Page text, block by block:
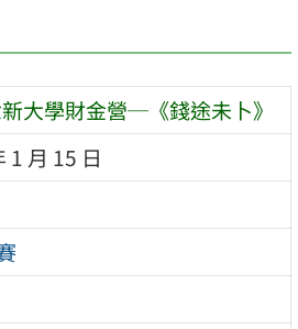
大學財金營─《錢途未卜》
1 月 15 日